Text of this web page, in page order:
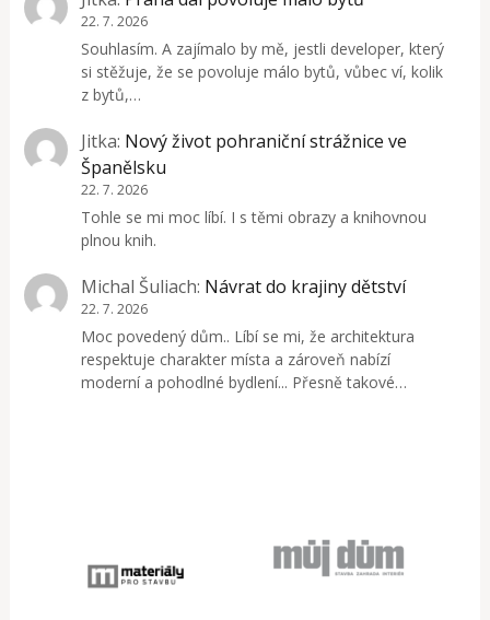
22. 7. 2026
Souhlasím. A zajímalo by mě, jestli developer, který
si stěžuje, že se povoluje málo bytů, vůbec ví, kolik
z bytů,…
Jitka: Nový život pohraniční strážnice ve
Španělsku
22. 7. 2026
Tohle se mi moc líbí. I s těmi obrazy a knihovnou
plnou knih.
Michal Šuliach: Návrat do krajiny dětství
22. 7. 2026
Moc povedený dům.. Líbí se mi, že architektura
respektuje charakter místa a zároveň nabízí
moderní a pohodlné bydlení... Přesně takové…